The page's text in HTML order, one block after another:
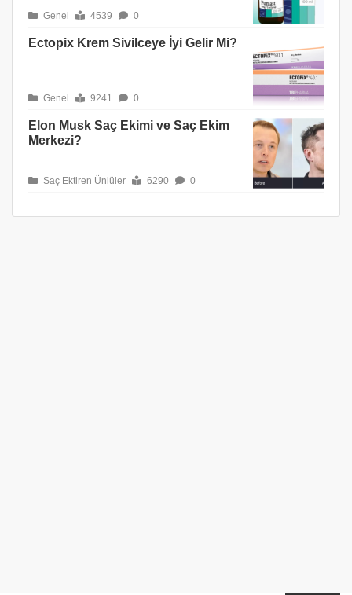
Genel 4539 0
Ectopix Krem Sivilceye İyi Gelir Mi?
Genel 9241 0
Elon Musk Saç Ekimi ve Saç Ekim
Merkezi?
Saç Ektiren Ünlüler 6290 0